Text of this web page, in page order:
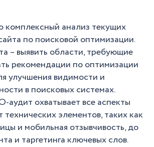
комплексный анализ текущих
по поисковой оптимизации.
– выявить области, требующие
рекомендации по оптимизации
улучшения видимости и
в поисковых системах.
аудит охватывает все аспекты
технических элементов, таких как
и мобильная отзывчивость, до
и таргетинга ключевых слов.